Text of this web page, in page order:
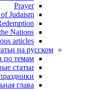
Prayer
Judaism
Nations
articles
на русском
по темам
статьи
глава